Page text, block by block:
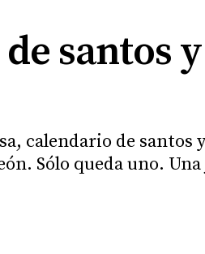
santos
calendario de santos
Sólo queda uno.